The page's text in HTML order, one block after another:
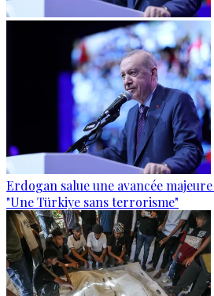
Erdogan salue une avancée
"Une Türkiye sans terrorisme"